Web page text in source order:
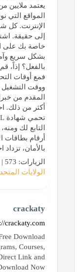
يعتمد ملايين
المواقع التي
الإنترنت. كل
إلى حقيقة.
خاصة بك على
بشكل سريع
بالفعل؟ إذاً،
فمع أوقات
المقدم من
أكثر من ذلك.
التابع لك
أرقام بطاقات
بالأمان،
الزيارات: 573 | التقييم: 0 | المقيّمين: 0 | الدولة:
الولايات
crackaty
crackaty.com
Download
Courses,
Link and
Now